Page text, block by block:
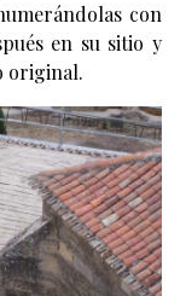
con
en su sitio y
original.